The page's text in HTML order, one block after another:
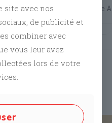
site avec nos
de publicité et
combiner avec
vous leur avez
lors de votre